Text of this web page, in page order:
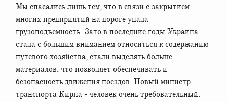
Мы спасались лишь тем, что в связи с закрытием
многих предприятий на дороге упала
грузоподъемность. Зато в последние годы Украина
стала с большим вниманием относиться к содержанию
путевого хозяйства, стали выделять больше
материалов, что позволяет обеспечивать и
безопасность движения поездов. Новый министр
транспорта Кирпа - человек очень требовательный.